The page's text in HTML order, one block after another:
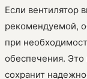
Если вентилятор
рекомендуемой,
при
обеспечения.
сохранит